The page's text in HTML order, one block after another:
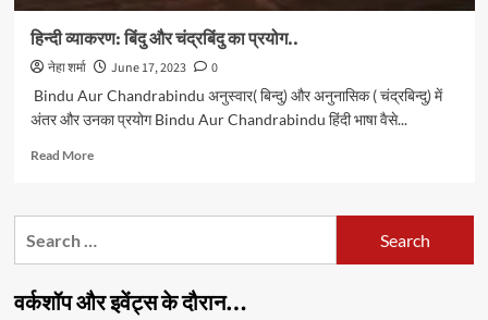
हिन्दी व्याकरण: बिंदु और चंद्रबिंदु का प्रयोग..
नेहा शर्मा June 17, 2023
0
Bindu Aur Chandrabindu अनुस्वार( बिन्दु) और अनुनासिक ( चंद्रबिन्दु) में
अंतर और उनका प्रयोग Bindu Aur Chandrabindu हिंदी भाषा वैसे...
Read MoreRead
हिन्दी
चंद्रबिंदु
वर्कशॉप और इवेंट्स के दौरान…